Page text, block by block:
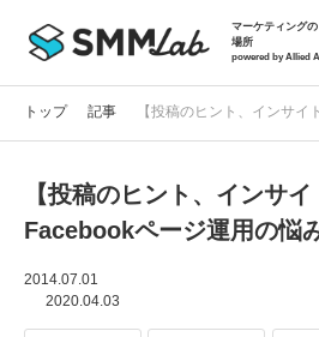
マーケティング
場所
powered by Allied
記事一覧
トップ 記事 【投稿のヒント、インサ
【投稿のヒント、インサ
Facebookページ運用の悩
2014.07.01
2020.04.03